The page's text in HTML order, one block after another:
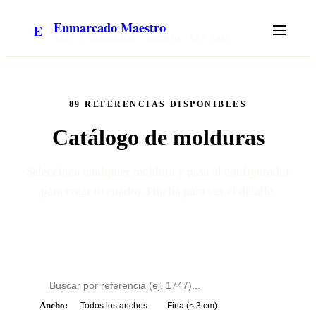
E Enmarcado Maestro
89 REFERENCIAS DISPONIBLES
Catálogo de molduras
Ancho: Todos los anchos
Fina (< 3 cm)